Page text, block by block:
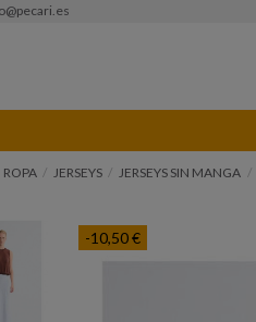
ROPA JERSEYS JERSEYS SIN MANGA
-10,50 €